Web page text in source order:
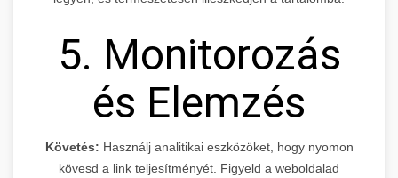
5. Monitorozás
és Elemzés
Követés: Használj analitikai eszközöket, hogy nyomon
kövesd a link teljesítményét. Figyeld a weboldalad